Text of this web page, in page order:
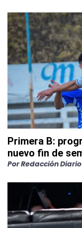
Primera B:
nuevo fin de
PorRedacción